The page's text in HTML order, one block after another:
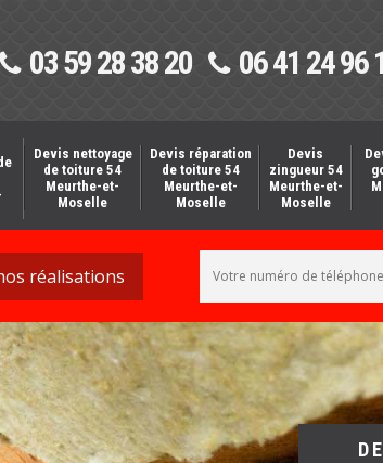
03 59 28 38 20 06 41 24 96
Devis nettoyage
de toiture 54
Meurthe-et-
Moselle
Devis réparation
de toiture 54
Meurthe-et-
Moselle
Devis
zingueur 54
Meurthe-et-
Moselle
réalisations